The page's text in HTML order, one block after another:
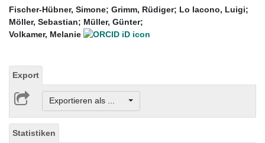
Fischer-Hübner, Simone; Grimm, Rüdiger; Lo Iacono, Luigi;
Möller, Sebastian; Müller, Günter;
Volkamer, Melanie
Export
Exportieren als ...
Statistiken